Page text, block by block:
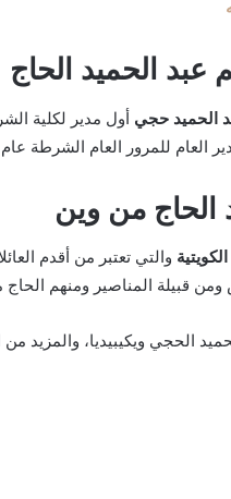
عبد الحميد الحاج
الحميد حجي
للمرور العام الشرطة عام 1980.
الحاج من وين
والتي تعتبر من أقدم
ومن قبيلة المناصير ومنهم
الحجي ويكيبيديا، والمزيد